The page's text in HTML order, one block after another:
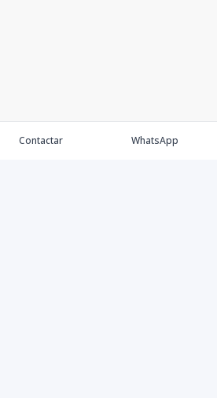
Contactar WhatsApp